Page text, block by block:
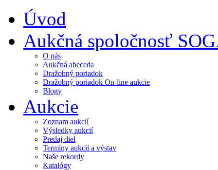
Úvod
Aukčná spoločnosť
O nás
Aukčná abeceda
Dražobný poriadok
Dražobný poriadok On-line aukcie
Blogy
Aukcie
Zoznam aukcií
Výsledky aukcií
Predaj diel
Termíny aukcií a výstav
Naše rekordy
Katalógy